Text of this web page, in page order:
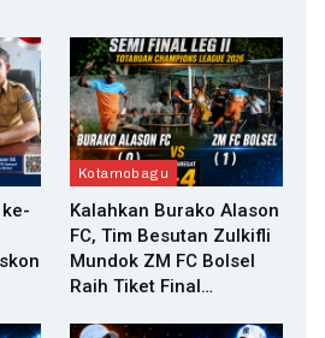
Kotamobagu
Kalahkan Burako Alason
FC, Tim Besutan Zulkifli
Mundok ZM FC Bolsel
Raih Tiket Final…